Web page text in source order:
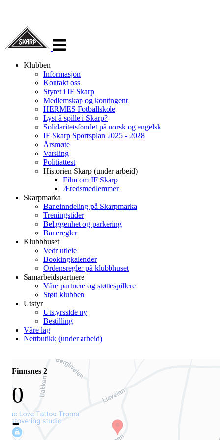
navigasjon
Klubben
Informasjon
Kontakt oss
Styret i IF Skarp
Medlemskap og kontingent
HERMES Fotballskole
Lyst å spille i Skarp?
Solidaritetsfondet på norsk og engelsk
IF Skarp Sportsplan 2025 - 2028
Årsmøte
Varsling
Politiattest
Historien Skarp (under arbeid)
Film om IF Skarp
Æredsmedlemmer
Skarpmarka
Baneinndeling på Skarpmarka
Treningstider
Beliggenhet og parkering
Baneregler
Klubbhuset
Vedr utleie
Bookingkalender
Ordensregler på klubbhuset
Samarbeidspartnere
Våre partnere og støttespillere
Støtt klubben
Utstyr
Utstyrsside ny
Bestilling
Våre lag
Nettbutikk (under arbeid)
Finnsnes 2
0
-